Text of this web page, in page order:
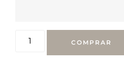
COMPRAR